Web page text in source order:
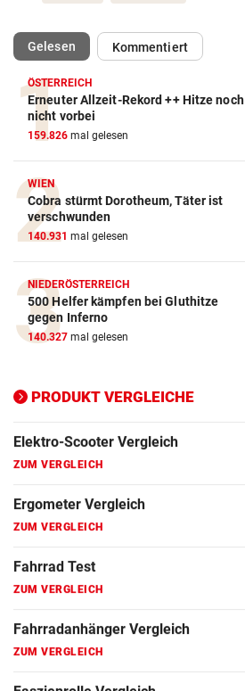
Gelesen(ausgewählt)Kommentiert
ÖSTERREICH
Erneuter Allzeit-Rekord ++ Hitze noch
nicht vorbei
159.826 mal gelesen
WIEN
Cobra stürmt Dorotheum, Täter ist
verschwunden
140.931 mal gelesen
NIEDERÖSTERREICH
500 Helfer kämpfen bei Gluthitze
gegen Inferno
140.327 mal gelesen
PRODUKT VERGLEICHE
Action-Cam Vergleich
ZUM VERGLEICH
Crosstrainer Vergleich
ZUM VERGLEICH
E-Bike Vergleich
ZUM VERGLEICH
Elektro-Scooter Vergleich
ZUM VERGLEICH
ZUM VERGLEICH
ZUM VERGLEICH
ZUM VERGLEICH
ZUM VERGLEICH
ZUM VERGLEICH